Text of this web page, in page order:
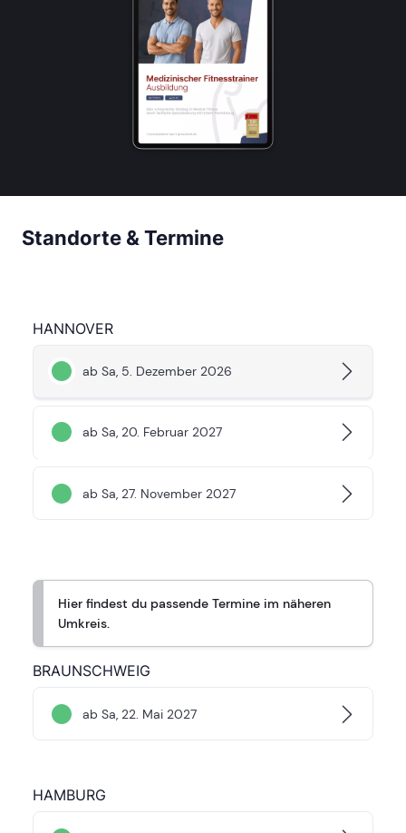
Standorte & Termine
HANNOVER
ab Sa, 5. Dezember 2026
ab Sa, 20. Februar 2027
ab Sa, 27. November 2027
Hier findest du passende Termine im näheren
Umkreis.
BRAUNSCHWEIG
ab Sa, 22. Mai 2027
HAMBURG